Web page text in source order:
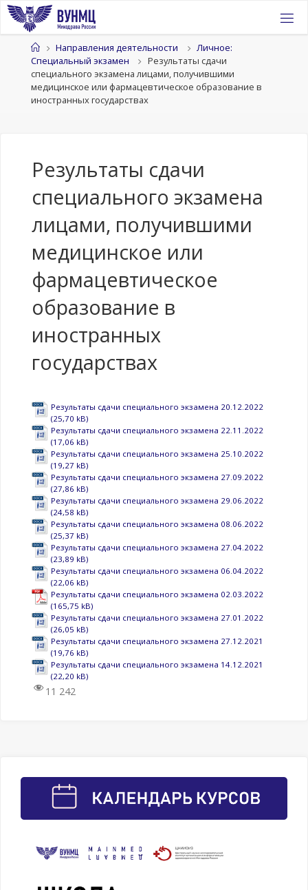
Перейти
содержимому
ГлавнаяНаправления деятельности
Личное:
Специальный экзамен
Результаты сдачи
специального экзамена лицами, получившими
медицинское или фармацевтическое образование в
иностранных государствах
Результаты сдачи
специального экзамена
лицами, получившими
медицинское или
фармацевтическое
образование в
иностранных
государствах
Результаты сдачи специального экзамена 20.12.2022
Результаты сдачи специального экзамена 22.11.2022
Результаты сдачи специального экзамена 25.10.2022
Результаты сдачи специального экзамена 27.09.2022
Результаты сдачи специального экзамена 29.06.2022
Результаты сдачи специального экзамена 08.06.2022
Результаты сдачи специального экзамена 27.04.2022
Результаты сдачи специального экзамена 06.04.2022
Результаты сдачи специального экзамена 02.03.2022
Результаты сдачи специального экзамена 27.01.2022
Результаты сдачи специального экзамена 27.12.2021
Результаты сдачи специального экзамена 14.12.2021
11 242